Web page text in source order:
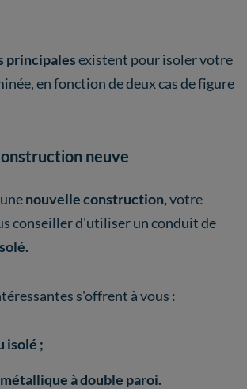
principalesexistent pour isoler votre
en fonction de deux cas de figure
neuve
nouvelle construction,votre
conseillerd'utiliser un conduit de
s'offrent à vous :
isolé ;
à double paroi.